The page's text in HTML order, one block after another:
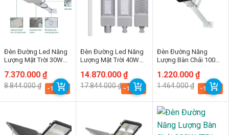
Đèn Đường Led Năng
Lượng Mặt Trời 30W
8.844.000₫
Giá
gốc
là:
7.370.000 ₫
Giá
hiện
tại
7.370.000 ₫.
-16.7%
Đèn Đường Led Năng
Lượng Mặt Trời 40W
17.844.000₫
Giá
gốc
là:
17.844.000 ₫.
14.870.000₫
Giá
hiện
tại
14.870.000 ₫.
-16.7%
Đèn Đường Năng
Lượng Bàn Chải 100W
1.464.000₫
Giá
gốc
là:
1.220.000 ₫
Giá
hiện
tại
1.220.000 ₫.
-16.7%